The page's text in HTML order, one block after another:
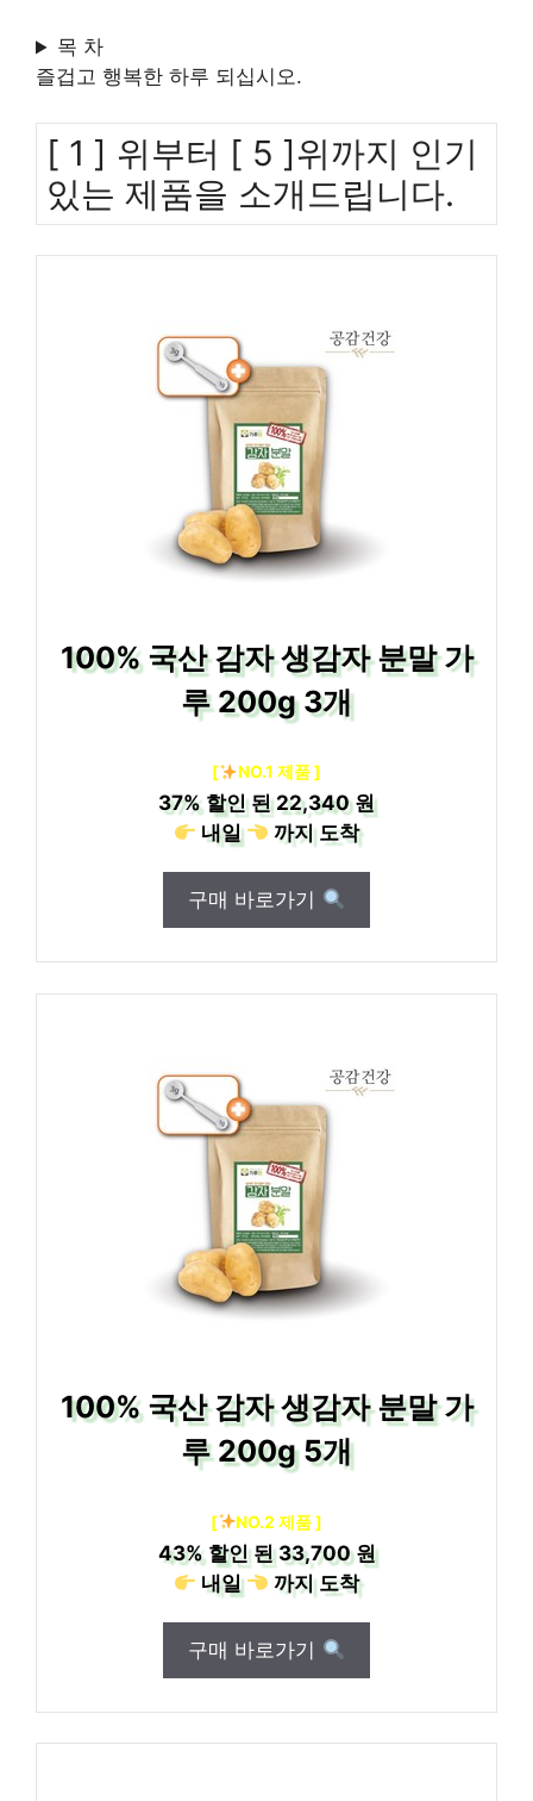
목 차
즐겁고 행복한 하루 되십시오.
[ 1 ] 위부터 [ 5 ]위까지 인기
있는 제품을 소개드립니다.
100% 국산 감자 생감자 분말 가
루 200g 3개
[ NO.1 제품 ]
37%할인 된22,340 원
내일
까지도착
구매 바로가기
100% 국산 감자 생감자 분말 가
루 200g 5개
[ NO.2 제품 ]
43%할인 된33,700 원
내일
까지도착
구매 바로가기